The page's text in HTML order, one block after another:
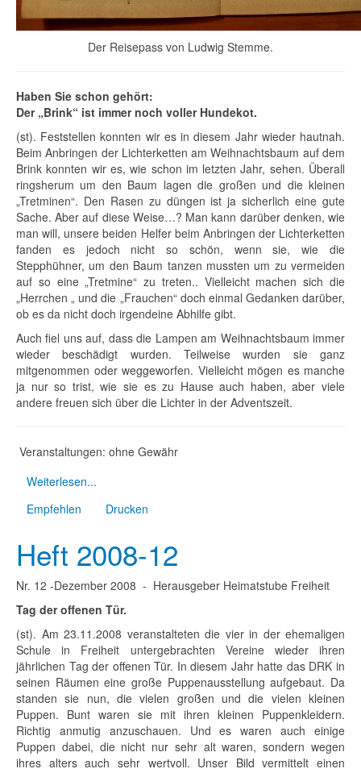
Der Reisepass von Ludwig Stemme.
Haben Sie schon gehört:
Der „Brink“ ist immer noch voller Hundekot.
(st). Feststellen konnten wir es in diesem Jahr wieder hautnah.
Beim Anbringen der Lichterketten am Weihnachtsbaum auf dem
Brink konnten wir es, wie schon im letzten Jahr, sehen. Überall
ringsherum um den Baum lagen die großen und die kleinen
„Tretminen“. Den Rasen zu düngen ist ja sicherlich eine gute
Sache. Aber auf diese Weise…? Man kann darüber denken, wie
man will, unsere beiden Helfer beim Anbringen der Lichterketten
fanden es jedoch nicht so schön, wenn sie, wie die
Stepphühner, um den Baum tanzen mussten um zu vermeiden
auf so eine „Tretmine“ zu treten.. Vielleicht machen sich die
„Herrchen „ und die „Frauchen“ doch einmal Gedanken darüber,
ob es da nicht doch irgendeine Abhilfe gibt.
Auch fiel uns auf, dass die Lampen am Weihnachtsbaum immer
wieder beschädigt wurden. Teilweise wurden sie ganz
mitgenommen oder weggeworfen. Vielleicht mögen es manche
ja nur so trist, wie sie es zu Hause auch haben, aber viele
andere freuen sich über die Lichter in der Adventszeit.
Veranstaltungen: ohne Gewähr
Weiterlesen...
Empfehlen
Drucken
Heft 2008-12
Nr. 12 -Dezember 2008 - Herausgeber Heimatstube Freiheit
Tag der offenen Tür.
(st). Am 23.11.2008 veranstalteten die vier in der ehemaligen
Schule in Freiheit untergebrachten Vereine wieder ihren
jährlichen Tag der offenen Tür. In diesem Jahr hatte das DRK in
seinen Räumen eine große Puppenausstellung aufgebaut. Da
standen sie nun, die vielen großen und die vielen kleinen
Puppen. Bunt waren sie mit ihren kleinen Puppenkleidern.
Richtig anmutig anzuschauen. Und es waren auch einige
Puppen dabei, die nicht nur sehr alt waren, sondern wegen
ihres alters auch sehr wertvoll. Unser Bild vermittelt einen